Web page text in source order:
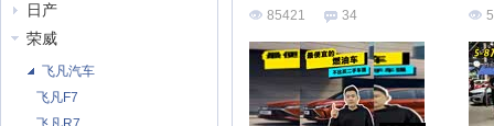
日产
荣威
飞凡汽车
飞凡F7
85421
34